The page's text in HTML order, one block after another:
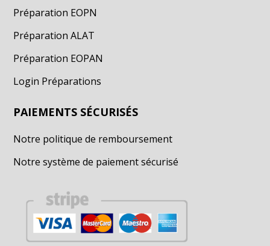
Préparation EOPN
Préparation ALAT
Préparation EOPAN
Login Préparations
PAIEMENTS SÉCURISÉS
Notre politique de remboursement
Notre système de paiement sécurisé